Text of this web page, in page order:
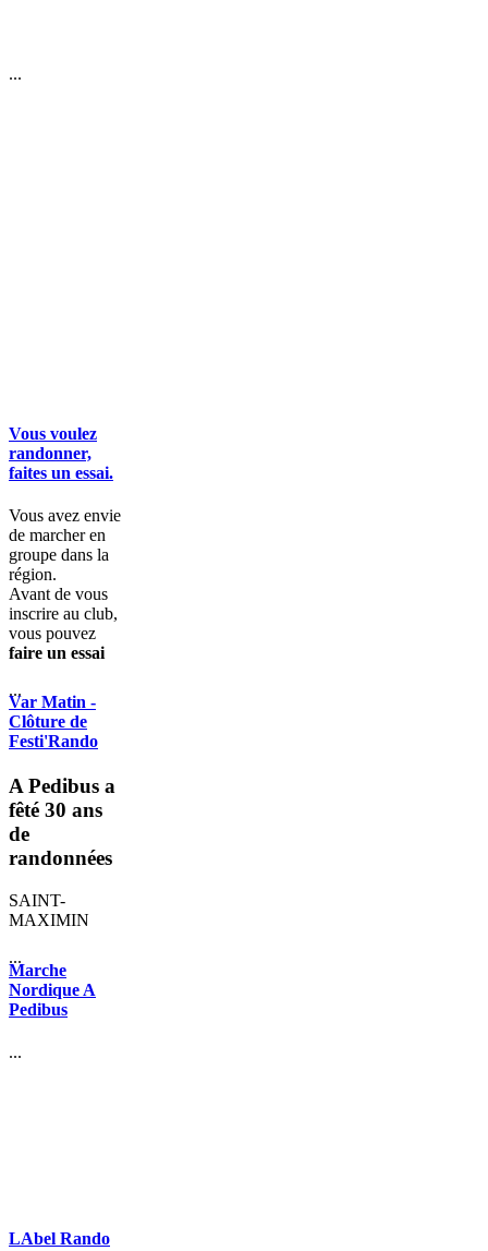
...
Vous voulez
randonner,
faites un essai.
Vous avez envie
de marcher en
groupe dans la
région.
Avant de vous
inscrire au club,
vous pouvez
faire un essai
...
Var Matin -
Clôture de
Festi'Rando
A Pedibus a
fêté 30 ans
de
randonnées
SAINT-
MAXIMIN
...
Marche
Nordique A
Pedibus
...
LAbel Rando